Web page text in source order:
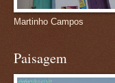
Martinho Campos
Paisagem